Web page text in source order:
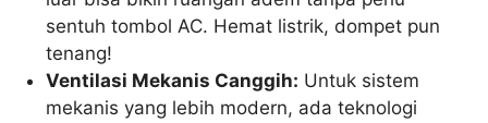
sentuh tombol AC. Hemat listrik, dompet pun
tenang!
Ventilasi Mekanis Canggih: Untuk sistem
mekanis yang lebih modern, ada teknologi